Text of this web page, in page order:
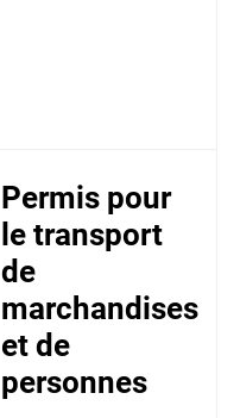
Permis pour
le transport
de
marchandises
et de
personnes